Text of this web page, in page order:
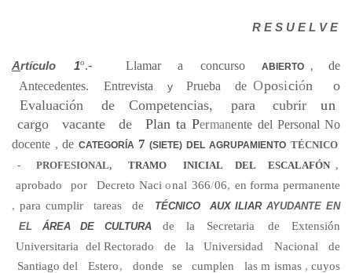
R E S U E L V E
Artículo 1º.- Llamar a concurso ABIERTO ,
de
Antecedentes.
Entrevista y Prueba de Oposición
o
Evaluación
de Competencias, para cubrir un
cargo
vacante de Plan ta Permanente del Personal No
docente ,deCATEGORÍA 7(SIETE) DEL AGRUPAMIENTO TÉCNICO
-
PROFESIONAL, TRAMO INICIAL DEL ESCALAFÓN,
aprobado por Decreto Nacional 366/06, en forma permanente
, para cumplir tareas de TÉCNICO AUX ILIARAYUDANTE EN
EL
ÁREA DE CULTURA de la Secretaria de
Extensión
Universitaria
del Rectorado de la Universidad Nacional
de
Santiago del
Estero, donde se cumplen las m ismas ,cuyos